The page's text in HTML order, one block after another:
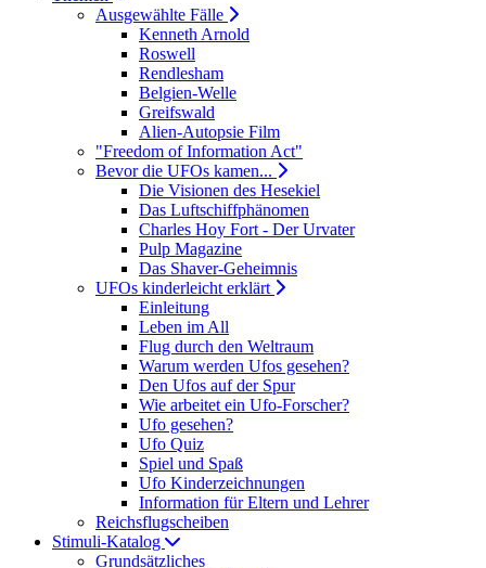
Ausgewählte Fälle
Kenneth Arnold
Roswell
Rendlesham
Belgien-Welle
Greifswald
Alien-Autopsie Film
"Freedom of Information Act"
Bevor die UFOs kamen...
Die Visionen des Hesekiel
Das Luftschiffphänomen
Charles Hoy Fort - Der Urvater
Pulp Magazine
Das Shaver-Geheimnis
UFOs kinderleicht erklärt
Einleitung
Leben im All
Flug durch den Weltraum
Warum werden Ufos gesehen?
Den Ufos auf der Spur
Wie arbeitet ein Ufo-Forscher?
Ufo gesehen?
Ufo Quiz
Spiel und Spaß
Ufo Kinderzeichnungen
Information für Eltern und Lehrer
Reichsflugscheiben
Stimuli-Katalog
Grundsätzliches